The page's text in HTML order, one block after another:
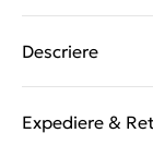
Descriere
Expediere &